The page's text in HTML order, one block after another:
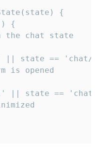
{
{
the chat state
|| state ==
is opened
|| state ==